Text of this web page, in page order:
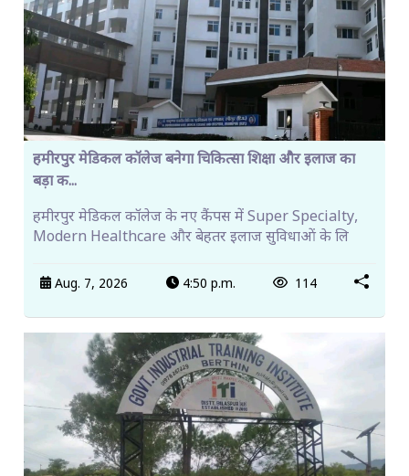
हमीरपुर मेडिकल कॉलेज बनेगा चिकित्सा शिक्षा और इलाज का
बड़ा क...
हमीरपुर मेडिकल कॉलेज के नए कैंपस में Super Specialty,
Modern Healthcare और बेहतर इलाज सुविधाओं के लि
Aug. 7, 2026 4:50 p.m. 114